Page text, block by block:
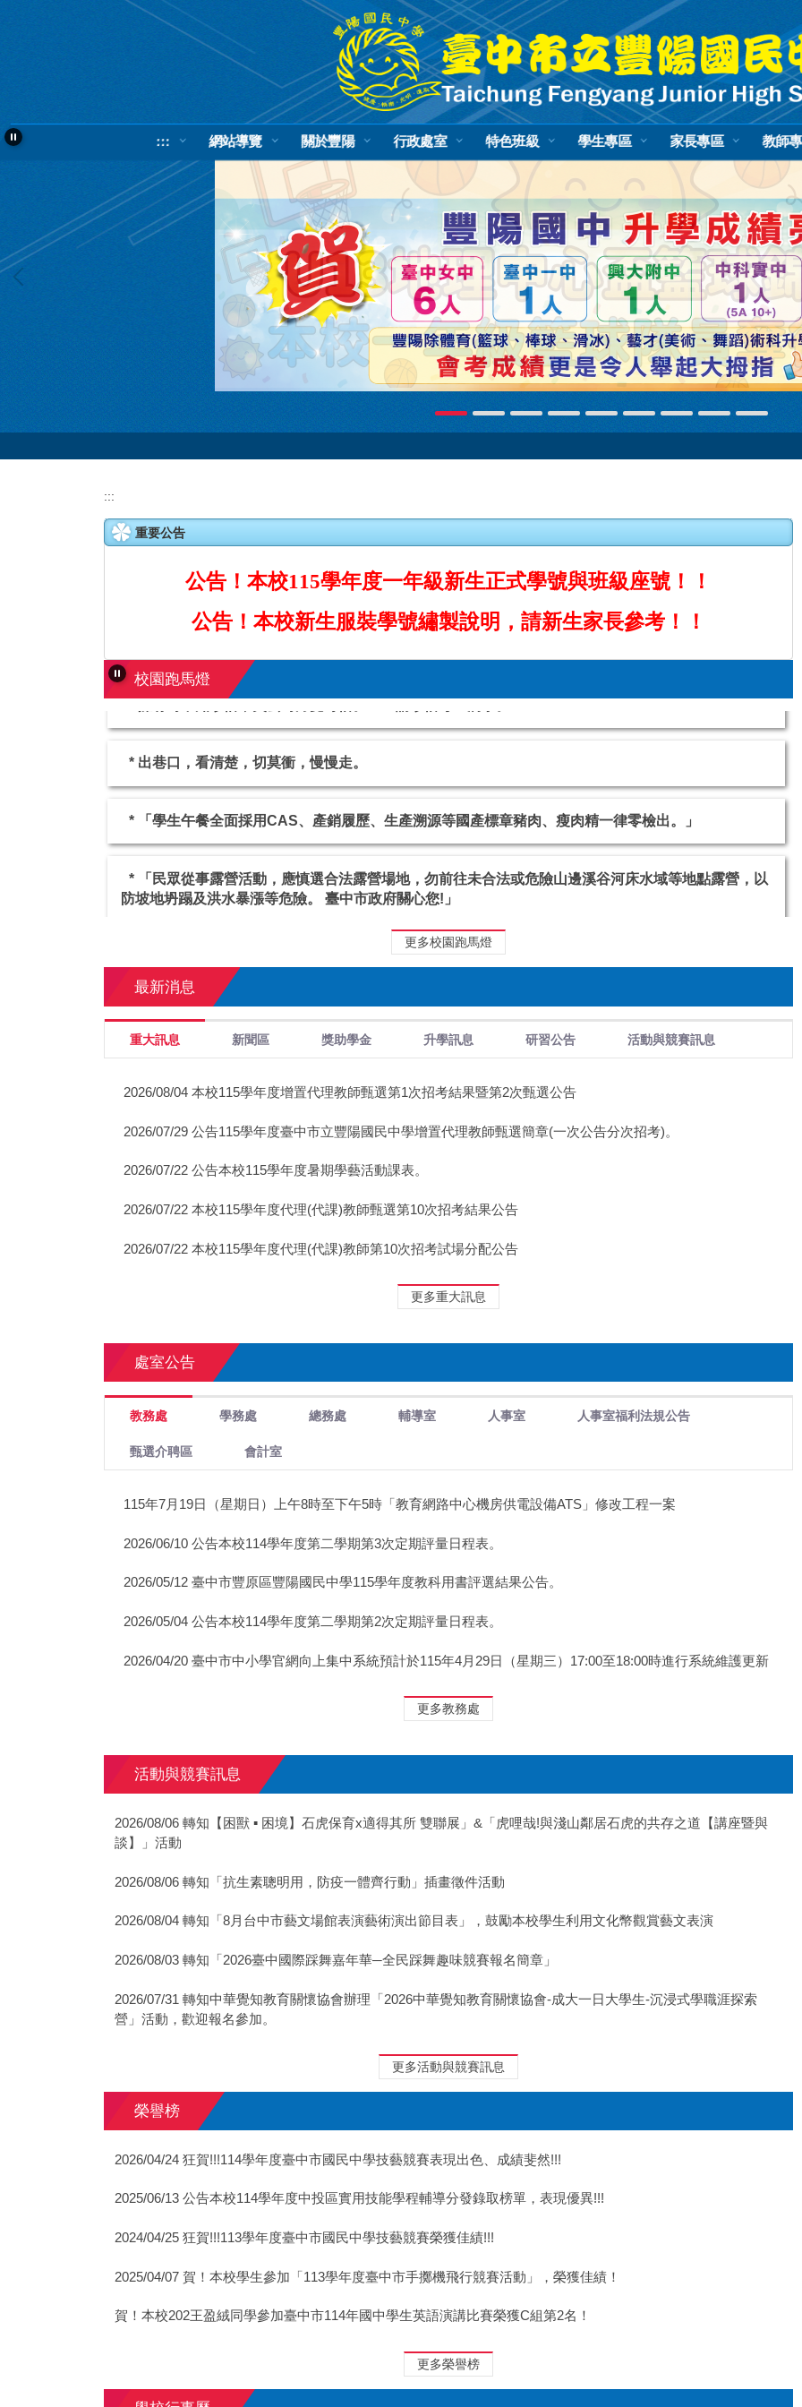
區
::: 網站導覽 關於豐陽 行政處室 特色班級 學生專區 家長專區 教師
:::
重要公告
公告！本校115學年度一年級新生正式學號與班級座號！！
公告！本校新生服裝學號繡製說明，請新生家長參考！！
校園跑馬燈
* 擁有時不知珍惜，失去時方覺可惜。——請珍惜每一滴水。
防坡地坍蹋及洪水暴漲等危險。 臺中市政府關心您!」
* 擁有時不知珍惜，失去時方覺可惜。——請珍惜每一滴水。
* 出巷口，看清楚，切莫衝，慢慢走。
* 「學生午餐全面採用CAS、產銷履歷、生產溯源等國產標章豬肉、瘦肉精一律零檢出。」
防坡地坍蹋及洪水暴漲等危險。 臺中市政府關心您!」
更多校園跑馬燈
最新消息
重大訊息 新聞區 獎助學金 升學訊息 研習公告 活動與競賽訊息
2026/08/04 本校115學年度增置代理教師甄選第1次招考結果暨第2次甄選公告
2026/07/29 公告115學年度臺中市立豐陽國民中學增置代理教師甄選簡章(一次公告分次招考)。
2026/07/22 公告本校115學年度暑期學藝活動課表。
2026/07/22 本校115學年度代理(代課)教師甄選第10次招考結果公告
2026/07/22 本校115學年度代理(代課)教師第10次招考試場分配公告
更多重大訊息
處室公告
教務處 學務處 總務處 輔導室 人事室 人事室福利法規公告
甄選介聘區 會計室
115年7月19日（星期日）上午8時至下午5時「教育網路中心機房供電設備ATS」修改工程一案
2026/06/10 公告本校114學年度第二學期第3次定期評量日程表。
2026/05/12 臺中市豐原區豐陽國民中學115學年度教科用書評選結果公告。
2026/05/04 公告本校114學年度第二學期第2次定期評量日程表。
2026/04/20 臺中市中小學官網向上集中系統預計於115年4月29日（星期三）17:00至18:00時進行系統維護更新
更多教務處
活動與競賽訊息
2026/08/06 轉知【困獸 ▪ 困境】石虎保育x適得其所 雙聯展」&「虎哩哉!與淺山鄰居石虎的共存之道【講座暨與
談】」活動
2026/08/06 轉知「抗生素聰明用，防疫一體齊行動」插畫徵件活動
2026/08/04 轉知「8月台中市藝文場館表演藝術演出節目表」，鼓勵本校學生利用文化幣觀賞藝文表演
2026/08/03 轉知「2026臺中國際踩舞嘉年華─全民踩舞趣味競賽報名簡章」
2026/07/31 轉知中華覺知教育關懷協會辦理「2026中華覺知教育關懷協會-成大一日大學生-沉浸式學職涯探索
營」活動，歡迎報名參加。
更多活動與競賽訊息
榮譽榜
2026/04/24 狂賀!!!114學年度臺中市國民中學技藝競賽表現出色、成績斐然!!!
2025/06/13 公告本校114學年度中投區實用技能學程輔導分發錄取榜單，表現優異!!!
2024/04/25 狂賀!!!113學年度臺中市國民中學技藝競賽榮獲佳績!!!
2025/04/07 賀！本校學生參加「113學年度臺中市手擲機飛行競賽活動」，榮獲佳績！
賀！本校202王盈絨同學參加臺中市114年國中學生英語演講比賽榮獲C組第2名！
更多榮譽榜